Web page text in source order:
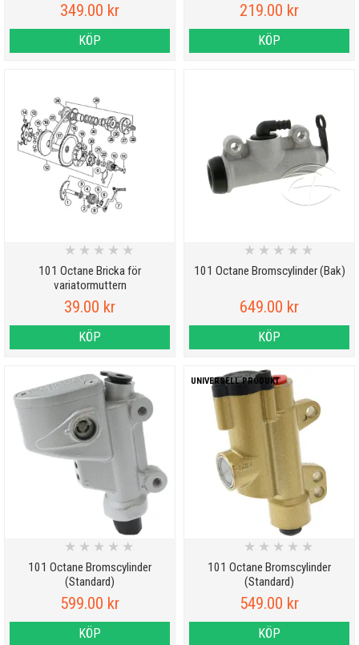
349.00 kr
KÖP
219.00 kr
KÖP
101 Octane Bricka för
variatormuttern
★ ★ ★ ★ ★
39.00 kr
KÖP
101 Octane Bromscylinder (Bak)
★ ★ ★ ★ ★
649.00 kr
KÖP
101 Octane Bromscylinder
(Standard)
★ ★ ★ ★ ★
599.00 kr
KÖP
UNIVERSELL PRODUKT
101 Octane Bromscylinder
(Standard)
★ ★ ★ ★ ★
549.00 kr
KÖP